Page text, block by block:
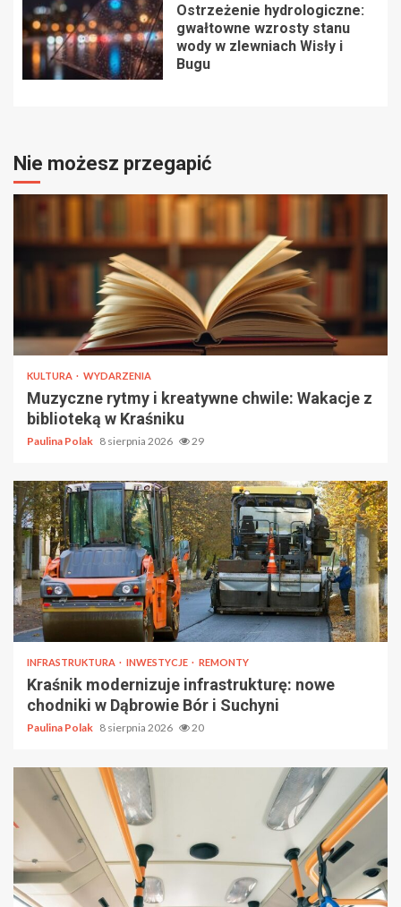
Ostrzeżenie hydrologiczne:
gwałtowne wzrosty stanu
wody w zlewniach Wisły i
Bugu
Nie możesz przegapić
KULTURA WYDARZENIA
Muzyczne rytmy i kreatywne chwile: Wakacje z
biblioteką w Kraśniku
Paulina Polak 8 sierpnia 2026 29
INFRASTRUKTURA INWESTYCJE REMONTY
Kraśnik modernizuje infrastrukturę: nowe
chodniki w Dąbrowie Bór i Suchyni
Paulina Polak 8 sierpnia 2026 20